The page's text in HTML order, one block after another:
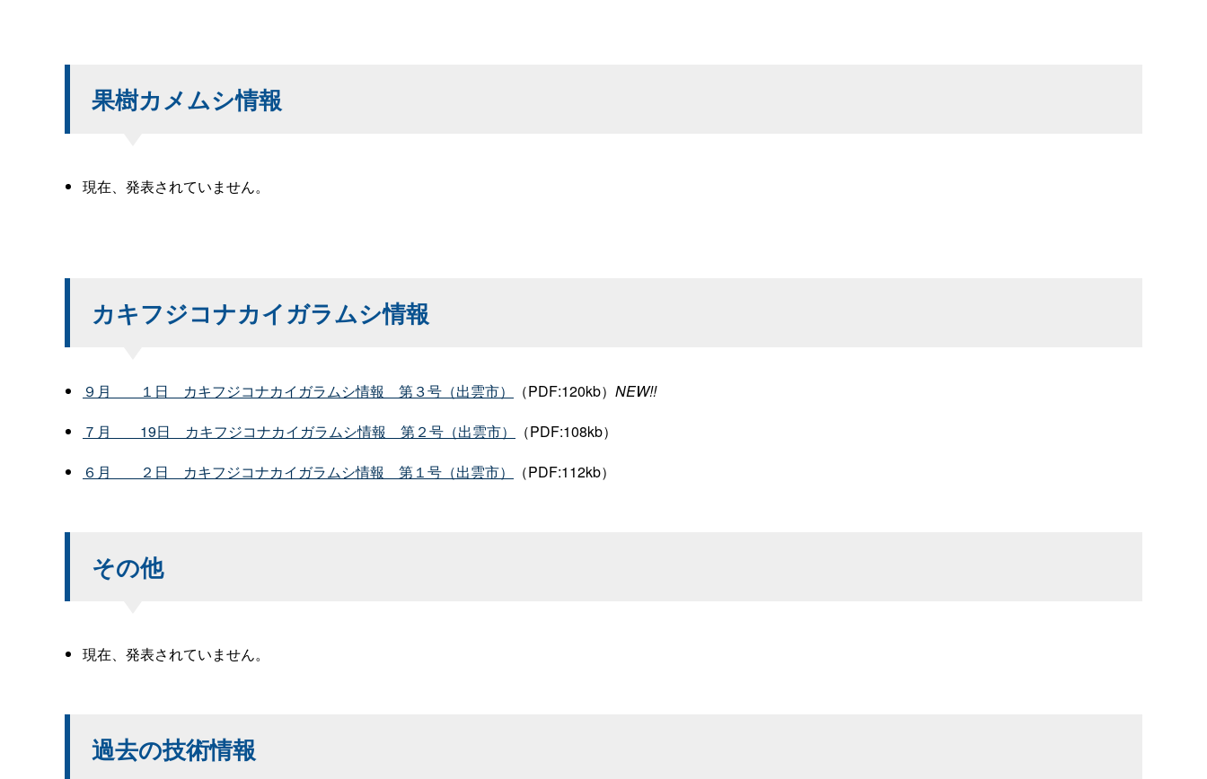
果樹カメムシ情報
現在、発表されていません。
カキフジコナカイガラムシ情報
９ 月 １ 日 カキフジコナカイガラムシ情報 第３号（出雲市） （PDF:120kb） NEW!!
７ 月 19日 カキフジコナカイガラムシ情報 第２号（出雲市）
（PDF:108kb）
６ 月 ２ 日 カキフジコナカイガラムシ情報 第１号（出雲市） （PDF:112kb）
その他
現在、発表されていません。
過去の技術情報